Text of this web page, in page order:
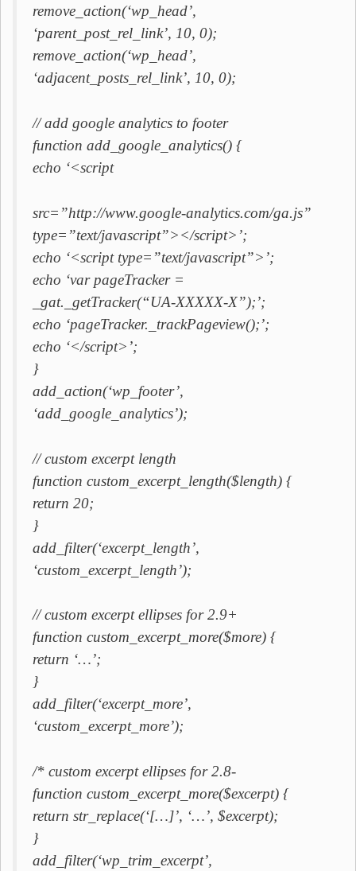
remove_action(‘wp_head’,
‘parent_post_rel_link’, 10, 0);
remove_action(‘wp_head’,
‘adjacent_posts_rel_link’, 10, 0);
// add google analytics to footer
function add_google_analytics() {
echo ‘<script
src=”http://www.google-analytics.com/ga.js”
type=”text/javascript”></script>’;
echo ‘<script type=”text/javascript”>’;
echo ‘var pageTracker =
_gat._getTracker(“UA-XXXXX-X”);’;
echo ‘pageTracker._trackPageview();’;
echo ‘</script>’;
}
add_action(‘wp_footer’,
‘add_google_analytics’);
// custom excerpt length
function custom_excerpt_length($length) {
return 20;
}
add_filter(‘excerpt_length’,
‘custom_excerpt_length’);
// custom excerpt ellipses for 2.9+
function custom_excerpt_more($more) {
return ‘…’;
}
add_filter(‘excerpt_more’,
‘custom_excerpt_more’);
/* custom excerpt ellipses for 2.8-
function custom_excerpt_more($excerpt) {
return str_replace(‘[…]’, ‘…’, $excerpt);
}
add_filter(‘wp_trim_excerpt’,